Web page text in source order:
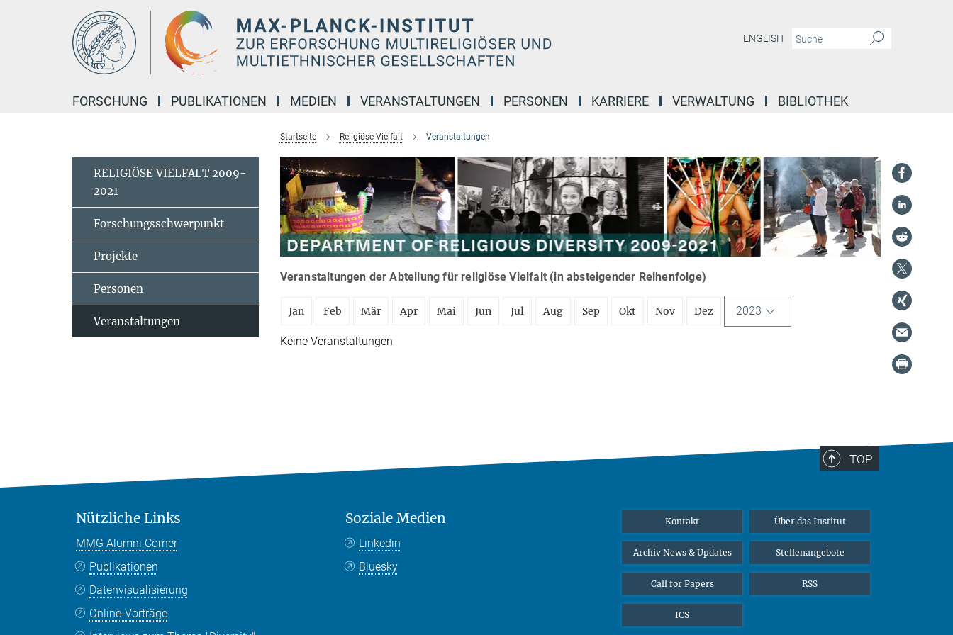
ENGLISH
FORSCHUNG PUBLIKATIONEN MEDIEN VERANSTALTUNGEN PERSONEN KARRIERE VERWALTUNG BIBLIOTHEK
Startseite Religiöse Vielfalt Veranstaltungen
Veranstaltungen der Abteilung für religiöse Vielfalt (in absteigender Reihenfolge)
Jan Feb Mär Apr Mai Jun Jul Aug Sep Okt Nov Dez 2023
Keine Veranstaltungen
RELIGIÖSE VIELFALT 2009-
2021
Forschungsschwerpunkt
Projekte
Personen
Veranstaltungen
TOP
Nützliche Links
MMG Alumni Corner
Publikationen
Datenvisualisierung
Online-Vorträge
Soziale Medien
Linkedin
Bluesky
Kontakt Über das Institut
Archiv News & Updates Stellenangebote
Call for Papers RSS
ICS